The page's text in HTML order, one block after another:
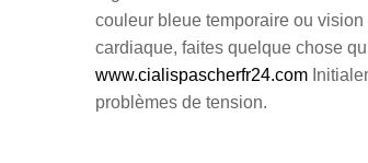
couleur bleue temporaire ou
cardiaque, faites quelque chose
www.cialispascherfr24.com
problèmes de tension.